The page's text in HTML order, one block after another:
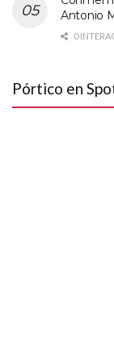
Antonio
0
Pórtico en